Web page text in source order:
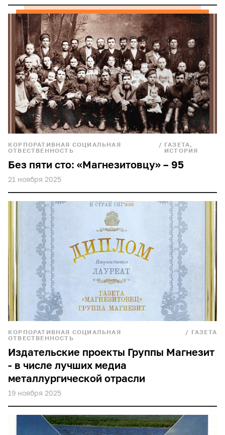
КОРПОРАТИВНАЯ СОЦИАЛЬНАЯ
ОТВЕСТВЕННОСТЬ
/ ГАЗЕТА,
ИСТОРИЯ
Без пяти сто: «Магнезитовцу» – 95
21 ноября 2025
КОРПОРАТИВНАЯ СОЦИАЛЬНАЯ
ОТВЕСТВЕННОСТЬ
/ ГАЗЕТА
Издательские проекты Группы Магнезит
- в числе лучших медиа
металлургической отрасли
19 ноября 2025